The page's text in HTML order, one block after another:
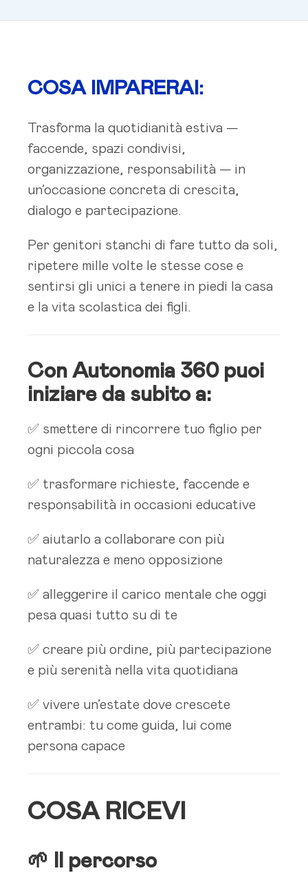
COSA IMPARERAI:
Trasforma la quotidianità estiva —
faccende, spazi condivisi,
organizzazione, responsabilità — in
un’occasione concreta di crescita,
dialogo e partecipazione.
Per genitori stanchi di fare tutto da soli,
ripetere mille volte le stesse cose e
sentirsi gli unici a tenere in piedi la casa
e la vita scolastica dei figli.
Con Autonomia 360 puoi
iniziare da subito a:
✅ smettere di rincorrere tuo figlio per
ogni piccola cosa
✅ trasformare richieste, faccende e
responsabilità in occasioni educative
✅ aiutarlo a collaborare con più
naturalezza e meno opposizione
✅ alleggerire il carico mentale che oggi
pesa quasi tutto su di te
✅ creare più ordine, più partecipazione
e più serenità nella vita quotidiana
✅ vivere un’estate dove crescete
entrambi: tu come guida, lui come
persona capace
COSA RICEVI
🌱 Il percorso